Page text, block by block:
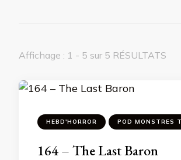
Affichage : 1 - 5 sur 5 RÉSULTATS
HEBD'HORROR POD MONSTRES
164 – The Last Baron